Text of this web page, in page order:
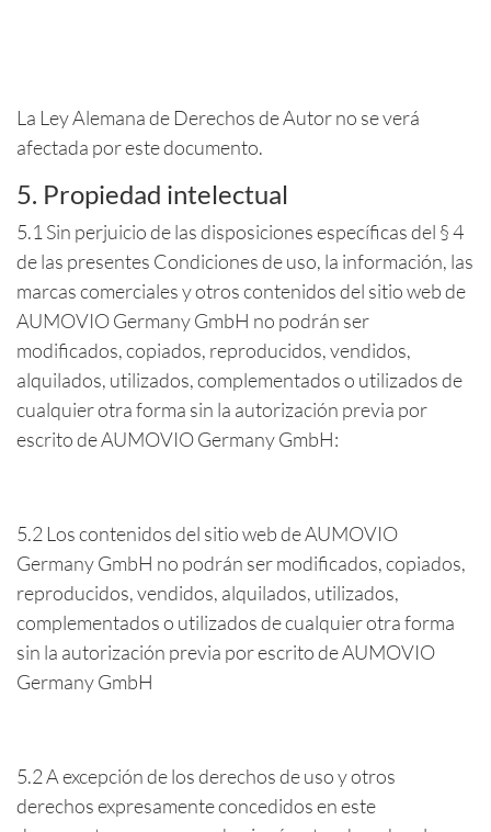
La Ley Alemana de Derechos de Autor no se verá
afectada por este documento.
5. Propiedad intelectual
5.1 Sin perjuicio de las disposiciones específicas del § 4
de las presentes Condiciones de uso, la información, las
marcas comerciales y otros contenidos del sitio web de
AUMOVIO Germany GmbH no podrán ser
modificados, copiados, reproducidos, vendidos,
alquilados, utilizados, complementados o utilizados de
cualquier otra forma sin la autorización previa por
escrito de AUMOVIO Germany GmbH:
5.2 Los contenidos del sitio web de AUMOVIO
Germany GmbH no podrán ser modificados, copiados,
reproducidos, vendidos, alquilados, utilizados,
complementados o utilizados de cualquier otra forma
sin la autorización previa por escrito de AUMOVIO
Germany GmbH
5.2 A excepción de los derechos de uso y otros
derechos expresamente concedidos en este